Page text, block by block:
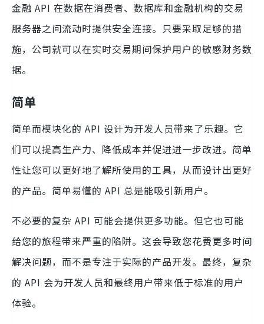
金融 API 在数据在消费者、数据库和金融机构的交易
服务器之间流动时提供安全连接。只要采取足够的措
施，公司就可以在实时交易期间保护用户的敏感财务数
据。
简单
简单而模块化的 API 设计为开发人员带来了乐趣。它
们可以提高生产力、降低成本并促进进一步改进。简单
性让您可以更好地了解所使用的工具，从而设计出更好
的产品。简单易懂的 API 总是能吸引新用户。
不必要的复杂 API 可能会提供更多功能。但它也可能
给您的旅程带来严重的陷阱。这会导致您花费更多时间
解决问题，而不是专注于实际的产品开发。最终，复杂
的 API 会为开发人员和最终用户带来低于标准的用户
体验。